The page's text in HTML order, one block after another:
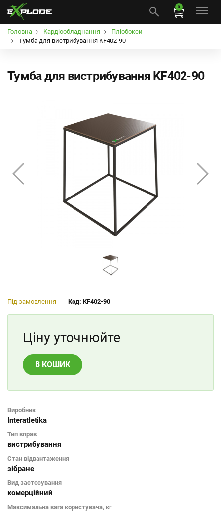
0
Головна Кардіообладнання
Пліобокси
Тумба для вистрибування KF402-90
Тумба для вистрибування KF402-90
Під замовлення Код: KF402-90
Ціну уточнюйте
В КОШИК
Виробник
Interatletika
Тип вправ
вистрибування
Стан відвантаження
зібране
Вид застосування
комерційний
Максимальна вага користувача, кг